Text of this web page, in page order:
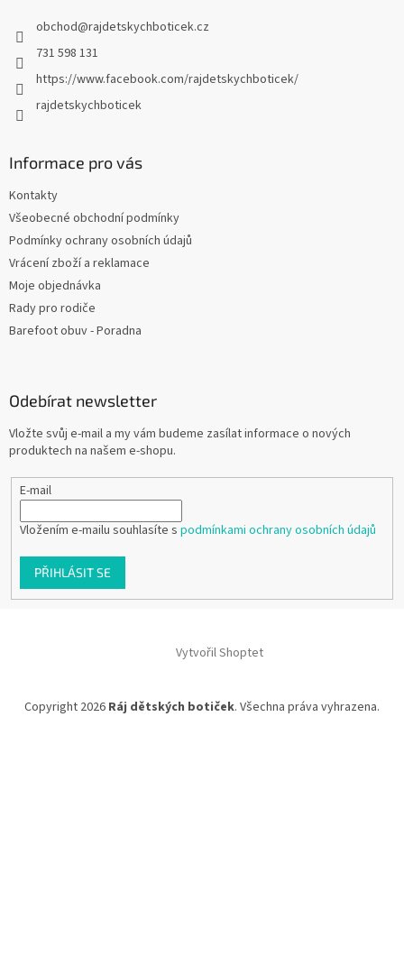
obchod@rajdetskychboticek.cz
731 598 131
https://www.facebook.com/rajdetskychboticek/
rajdetskychboticek
Informace pro vás
Kontakty
Všeobecné obchodní podmínky
Podmínky ochrany osobních údajů
Vrácení zboží a reklamace
Moje objednávka
Rady pro rodiče
Barefoot obuv - Poradna
Odebírat newsletter
Vložte svůj e-mail a my vám budeme zasílat informace o nových
produktech na našem e-shopu.
E-mail
Vložením e-mailu souhlasíte s podmínkami ochrany osobních údajů
PŘIHLÁSIT SE
Vytvořil Shoptet
Copyright 2026 Ráj dětských botiček. Všechna práva vyhrazena.